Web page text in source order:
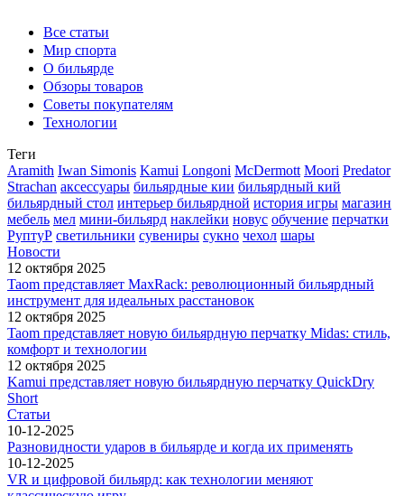
Все статьи
Мир спорта
О бильярде
Обзоры товаров
Советы покупателям
Технологии
Теги
Aramith Iwan Simonis Kamui Longoni McDermott Moori Predator
Strachan аксессуары бильярдные кии бильярдный кий
бильярдный стол интерьер бильярдной история игры магазин
мебель мел мини-бильярд наклейки новус обучение перчатки
РуптуР светильники сувениры сукно чехол шары
Новости
12 октября 2025
Taom представляет MaxRack: революционный бильярдный
инструмент для идеальных расстановок
12 октября 2025
Taom представляет новую бильярдную перчатку Midas: стиль,
комфорт и технологии
12 октября 2025
Kamui представляет новую бильярдную перчатку QuickDry
Short
Статьи
10-12-2025
Разновидности ударов в бильярде и когда их применять
10-12-2025
VR и цифровой бильярд: как технологии меняют